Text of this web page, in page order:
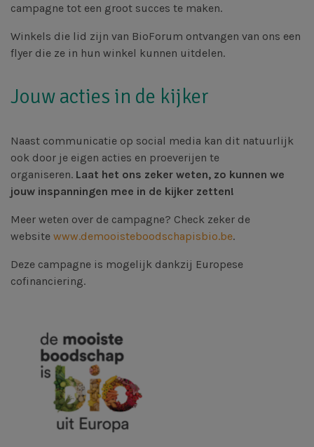
campagne tot een groot succes te maken.
Winkels die lid zijn van BioForum ontvangen van ons een
flyer die ze in hun winkel kunnen uitdelen.
Jouw acties in de kijker
Naast communicatie op social media kan dit natuurlijk
ook door je eigen acties en proeverijen te
organiseren. Laat het ons zeker weten, zo kunnen we
jouw inspanningen mee in de kijker zetten!
Meer weten over de campagne? Check zeker de
website www.demooisteboodschapisbio.be.
Deze campagne is mogelijk dankzij Europese
cofinanciering.